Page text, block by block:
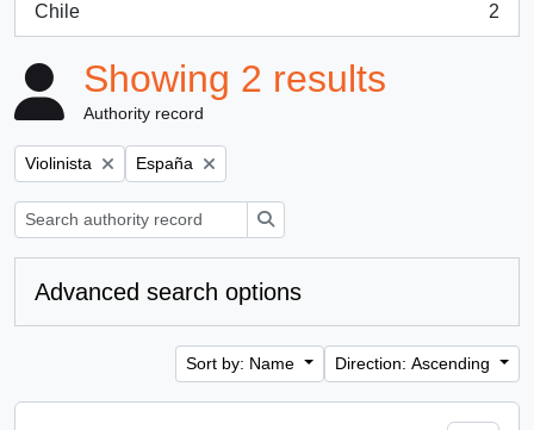
Chile
, 2 results
2
Showing 2 results
Authority record
Remove filter:
Violinista Remove filter:
España
Advanced search options
Sort by: Name Direction: Ascending